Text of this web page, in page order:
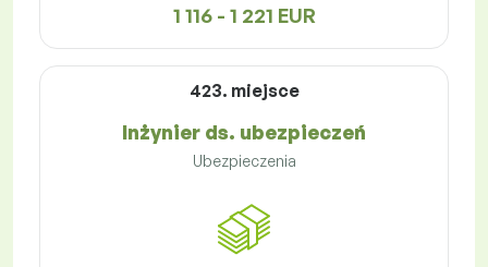
1 116 - 1 221 EUR
423. miejsce
Inżynier ds. ubezpieczeń
Ubezpieczenia